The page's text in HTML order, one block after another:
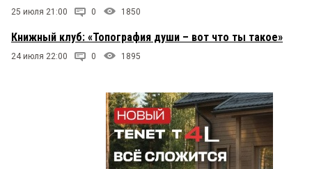
25 июля 21:00 0 1850
Книжный клуб: «Топография души – вот что ты такое»
24 июля 22:00 0 1895